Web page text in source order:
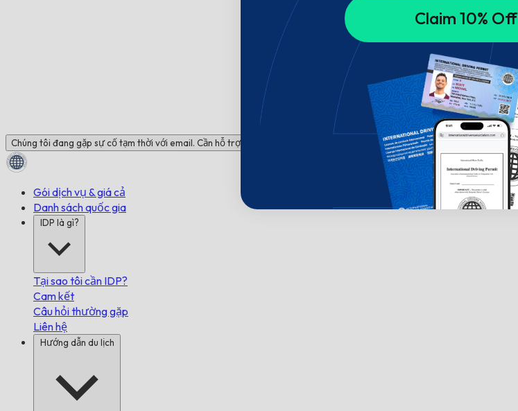
Chúng tôi đang gặp sự cố tạm thời với email. Cần hỗ trợ? Trò chuyện với chúng tôi!
Gói dịch vụ & giá cả
Danh sách quốc gia
IDP là gì?
Tại sao tôi cần IDP?
Cam kết
Câu hỏi thường gặp
Liên hệ
Hướng dẫn du lịch
Claim 10% Off